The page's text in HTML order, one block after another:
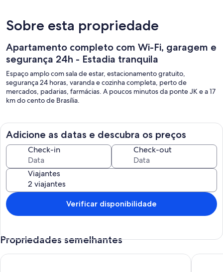
Sobre esta propriedade
Apartamento completo com Wi-Fi, garagem e
segurança 24h - Estadia tranquila
Espaço amplo com sala de estar, estacionamento gratuito,
segurança 24 horas, varanda e cozinha completa, perto de
mercados, padarias, farmácias. A poucos minutos da ponte JK e a 17
km do cento de Brasília.
Adicione as datas e descubra os preços
Check-in Check-out
Viajantes
Verificar disponibilidade
Propriedades semelhantes
Conforto minimalista Flat